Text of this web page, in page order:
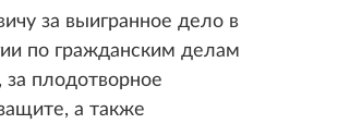
за выигранное дело в
по гражданским делам
плодотворное
а также